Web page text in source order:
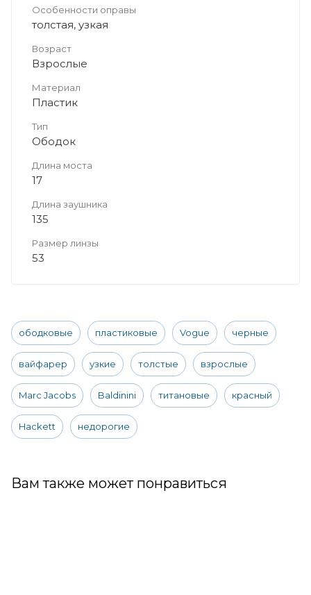
Особенности оправы
толстая, узкая
Возраст
Взрослые
Материал
Пластик
Тип
Ободок
Длина моста
17
Длина заушника
135
Размер линзы
53
ободковые пластиковые Vogue черные
вайфарер узкие толстые взрослые
Marc Jacobs Baldinini титановые красный
Hackett недорогие
Вам также может понравиться